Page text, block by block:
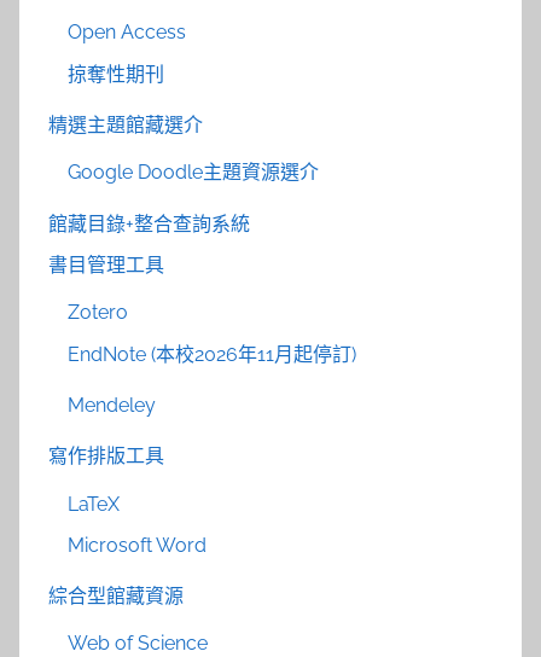
Open Access
掠奪性期刊
精選主題館藏選介
Google Doodle主題資源選介
館藏目錄+整合查詢系統
書目管理工具
Zotero
EndNote (本校2026年11月起停訂)
Mendeley
寫作排版工具
LaTeX
Microsoft Word
綜合型館藏資源
Web of Science